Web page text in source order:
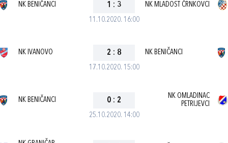
11.10.2020. 16:00
NK BENIČANCI 1 : 3 NK MLADOST ČRNKOVCI
17.10.2020. 15:00
NK IVANOVO 2 : 8 NK BENIČANCI
25.10.2020. 14:00
NK BENIČANCI 0 : 2
NK OMLADINAC
PETRIJEVCI